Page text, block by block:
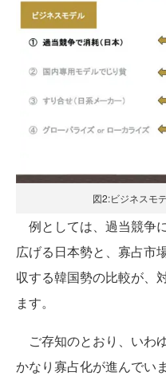
図2:ビジネスモ
例としては、過当競争
広げる日本勢と、寡占市
収する韓国勢の比較が、
ます。
ご存知のとおり、いわ
かなり寡占化が進んでい